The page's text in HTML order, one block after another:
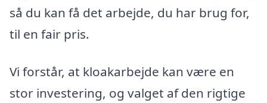
så du kan få det arbejde, du har brug for,
til en fair pris.
Vi forstår, at kloakarbejde kan være en
stor investering, og valget af den rigtige